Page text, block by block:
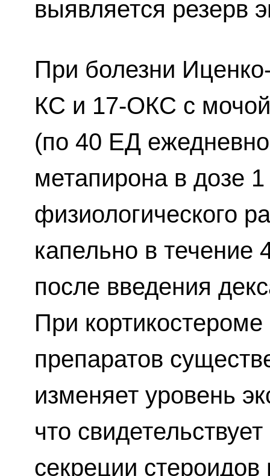
выявляется резерв
При болезни
КС и 17-ОКС с
(по 40 ЕД
метапирона в дозе
физиологического
капельно в течение
после введения
При
препаратов
изменяет уровень
что
секреции